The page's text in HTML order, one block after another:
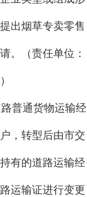
出烟草专卖零售
。 （责任单位：
）
普通货物运输经
，转型后由市交
有的道路运输经
运输证进行变更